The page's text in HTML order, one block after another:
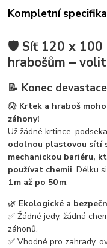
Kompletní
🛡️Síť 120 x
hrabošům –
📝 Konec
😱 Krtek a hraboš
záhony!
Už žádné krtince,
odolnou plastovou sítí s
mechanickou bariéru,
používat chemii. Délku
1 m až po 50 m.
🌿 Ekologické a
✅ Žádné jedy, žádná
záhonů.
✅ Vhodné pro zahrady,